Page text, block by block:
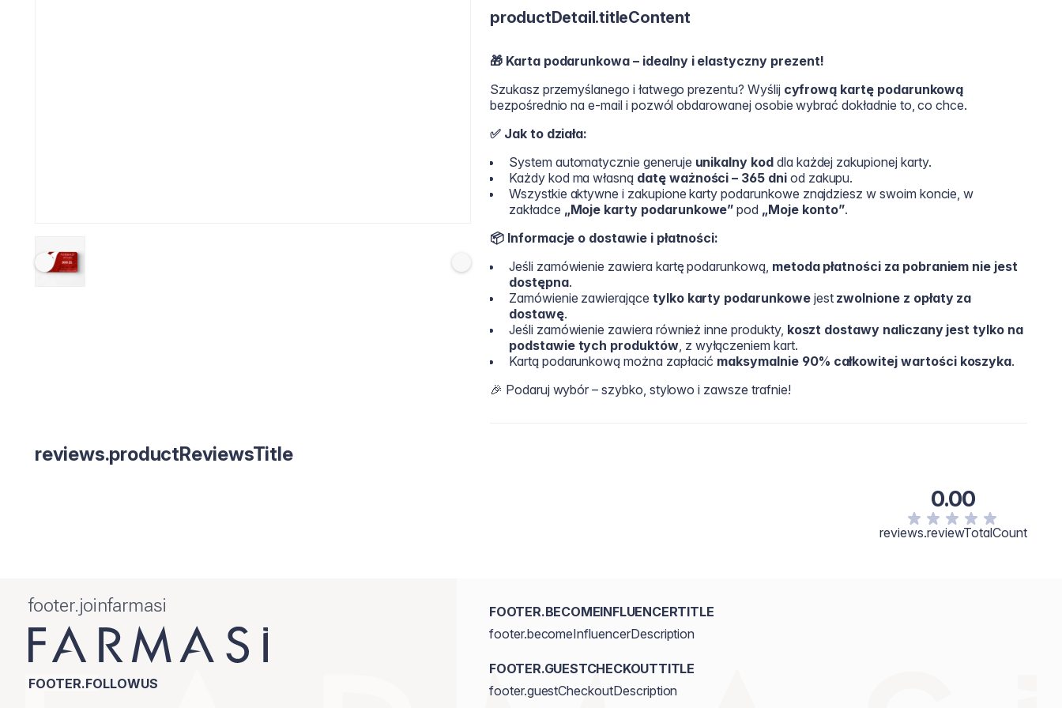
productDetail.titleContent
🎁Karta podarunkowa – idealny i elastyczny prezent!
Szukasz przemyślanego i łatwego prezentu? Wyślij cyfrową kartę podarunkową
bezpośrednio na e-mail i pozwól obdarowanej osobie wybrać dokładnie to, co chce.
✅ Jak to działa:
System automatycznie generuje unikalny koddla każdej zakupionej karty.
Każdy kod ma własną datę ważności – 365 dniod zakupu.
Wszystkie aktywne i zakupione karty podarunkowe znajdziesz w swoim koncie, w
zakładce „Moje karty podarunkowe” pod „Moje konto”.
📦 Informacje o dostawie i płatności:
Jeśli zamówienie zawiera kartę podarunkową, metoda płatności za pobraniem nie jest
dostępna.
Zamówienie zawierające tylko karty podarunkowejest zwolnione z opłaty za
dostawę.
Jeśli zamówienie zawiera również inne produkty, koszt dostawy naliczany jest tylko na
podstawie tych produktów, z wyłączeniem kart.
Kartą podarunkową można zapłacić maksymalnie 90% całkowitej wartości koszyka.
🎉 Podaruj wybór – szybko, stylowo i zawsze trafnie!
reviews.productReviewsTitle
0.00
reviews.reviewTotalCount
footer.joinfarmasi
FOOTER.FOLLOWUS
FOOTER.BECOMEINFLUENCERTITLE
footer.becomeInfluencerDescription
FOOTER.GUESTCHECKOUTTITLE
footer.guestCheckoutDescription